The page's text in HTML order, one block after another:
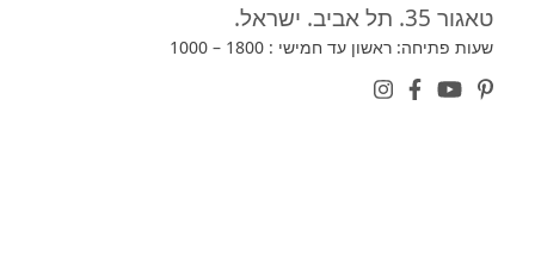
טאגור 35. תל אביב. ישראל.
שעות פתיחה: ראשון עד חמישי : 1800 – 1000